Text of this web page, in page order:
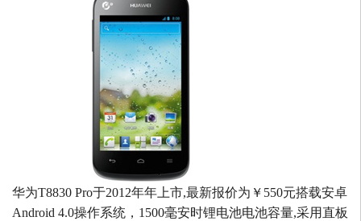
华为T8830 Pro于2012年年上市,最新报价为￥550元搭载安卓
Android 4.0操作系统，1500毫安时锂电池电池容量,采用直板